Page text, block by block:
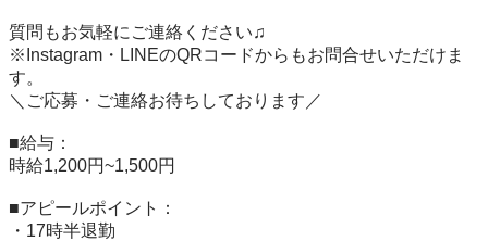
質問もお気軽にご連絡ください♫
※Instagram・LINEのQRコードからもお問合せいただけま
す。
＼ご応募・ご連絡お待ちしております／
■給与：
時給1,200円~1,500円
■アピールポイント：
・17時半退勤